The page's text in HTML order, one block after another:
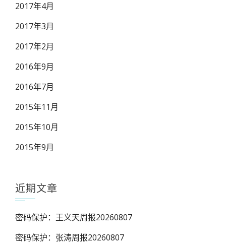
2017年4月
2017年3月
2017年2月
2016年9月
2016年7月
2015年11月
2015年10月
2015年9月
近期文章
密码保护：王义天周报20260807
密码保护：张涛周报20260807